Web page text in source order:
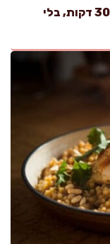
סלט מלפפונים ועוף תאילנדי ממכר ב-30 דקות, בלי